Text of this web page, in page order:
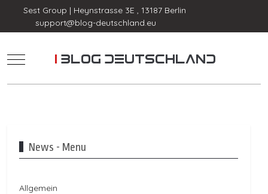
Sest Group | Heynstrasse 3E , 13187 Berlin
support@blog-deutschland.eu
Mobile Menu Toggle
News - Menu
Allgemein